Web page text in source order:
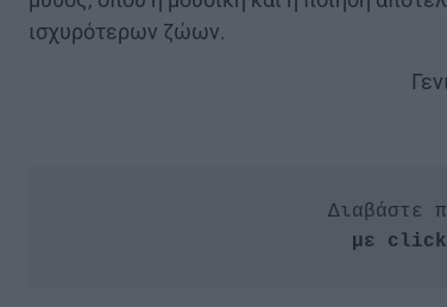
ισχυρότερων ζώων.
Διαβάστε
με click